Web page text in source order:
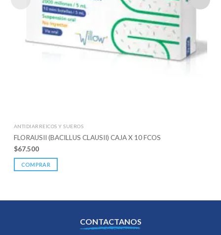
ANTIDIARREICOS Y SUEROS
FLORAUSII (BACILLUS CLAUSII) CAJA X 10 FCOS
$67.500
COMPRAR
CONTACTANOS